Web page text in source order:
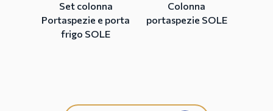
Set colonna
Portaspezie e porta
frigo SOLE
Colonna
portaspezie SOLE